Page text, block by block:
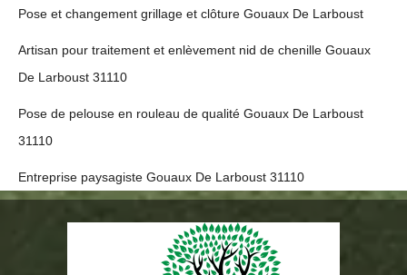
Pose et changement grillage et clôture Gouaux De Larboust
Artisan pour traitement et enlèvement nid de chenille Gouaux
De Larboust 31110
Pose de pelouse en rouleau de qualité Gouaux De Larboust
31110
Entreprise paysagiste Gouaux De Larboust 31110